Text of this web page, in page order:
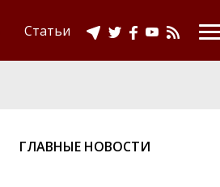
Статьи
ГЛАВНЫЕ НОВОСТИ